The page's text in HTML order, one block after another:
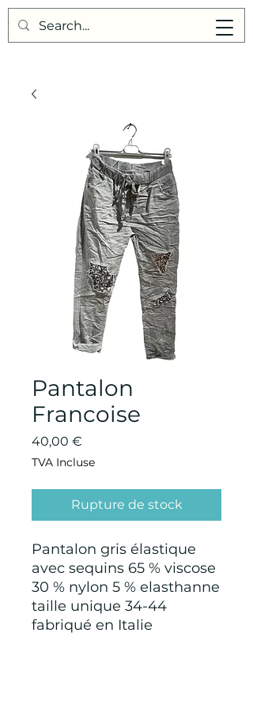
Points de Suture
Pantalon
Francoise
40,00 €
TVA Incluse
Rupture de stock
Pantalon gris élastique
avec sequins 65 % viscose
30 % nylon 5 % elasthanne
taille unique 34-44
fabriqué en Italie